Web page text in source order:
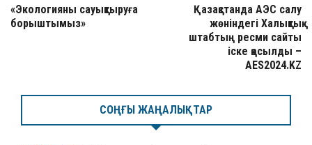
«Экологияны сауықтыруға
борыштымыз»
Қазақстанда АЭС салу
жөніндегі Халықтық
штабтың ресми сайты
іске қосылды –
AES2024.KZ
СОҢҒЫ ЖАҢАЛЫҚТАР